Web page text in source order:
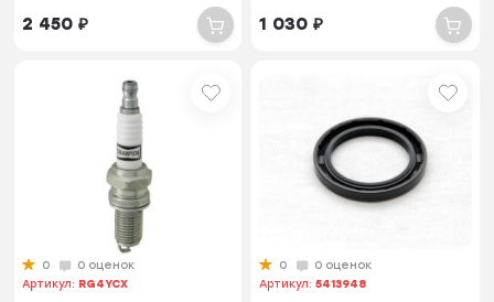
2 450₽ 1 030₽
0
0 оценок
Артикул: RG4YCX
0
0 оценок
Артикул:5413948